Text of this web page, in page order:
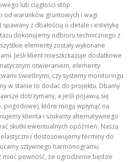
lub ciągłości stóp
od warunków gruntowych i wagi
z dbałością o detale i estetykę
dokonujemy odbioru technicznego z
elementy zostały wykonane
Jeśli klient mieszkckazuje dodatkowe
otwieraniem, elementy
świetlnymi, czy systemy monitoringu
w stanie to dodać do projektu. Dbamy
dotrzymany, a jeśli pojawią się
które mogą wpłynąć na
klienta i szukamy alternatywnego
skutki ewentualnych opóźnień. Naszą
i dostosowujemy terminy do
sztywnego harmonogramu.
mieć pewność, że ogrodzenie będzie